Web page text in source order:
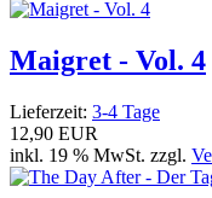
Maigret - Vol. 4
Lieferzeit: 3-4 Tage
12,90 EUR
inkl. 19 % MwSt. zzgl.